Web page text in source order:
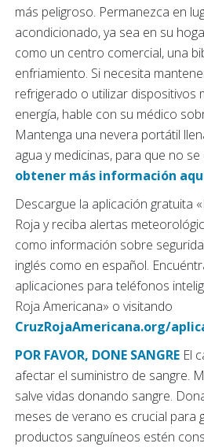
más peligroso. Permanezca en
acondicionado, ya sea en su
como un centro comercial, una
enfriamiento. Si necesita
refrigerado o utilizar dispositivos
energía, hable con su médico
Mantenga una nevera portátil
agua y medicinas, para que no
obtener más información
Descargue la aplicación gratuita
Roja y reciba alertas
como información sobre
inglés como en español.
aplicaciones para teléfonos
Roja Americana» o visitando
CruzRojaAmericana.org/
POR FAVOR, DONE SANGRE El
afectar el suministro de sangre.
salve vidas donando sangre.
meses de verano es crucial para
productos sanguíneos estén